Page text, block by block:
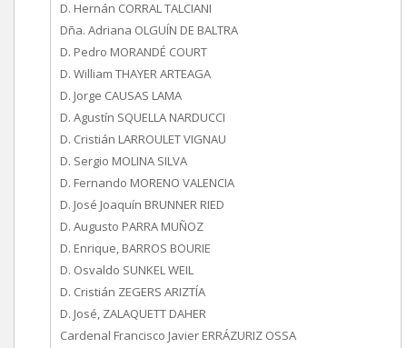
D. Hernán CORRAL TALCIANI
Dña. Adriana OLGUÍN DE BALTRA
D. Pedro MORANDÉ COURT
D. William THAYER ARTEAGA
D. Jorge CAUSAS LAMA
D. Agustín SQUELLA NARDUCCI
D. Cristián LARROULET VIGNAU
D. Sergio MOLINA SILVA
D. Fernando MORENO VALENCIA
D. José Joaquín BRUNNER RIED
D. Augusto PARRA MUÑOZ
D. Enrique, BARROS BOURIE
D. Osvaldo SUNKEL WEIL
D. Cristián ZEGERS ARIZTÍA
D. José, ZALAQUETT DAHER
Cardenal Francisco Javier ERRÁZURIZ OSSA